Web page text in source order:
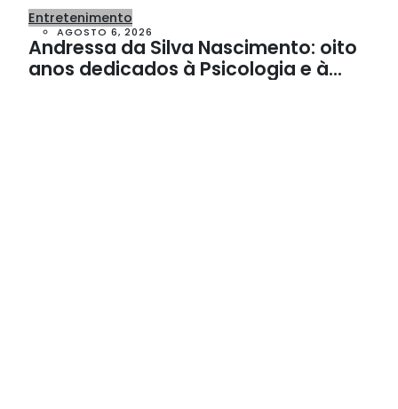
Entretenimento
AGOSTO 6, 2026
Andressa da Silva Nascimento: oito
anos dedicados à Psicologia e à